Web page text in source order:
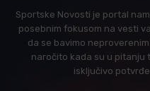
Sportske Novosti je portal
posebnim fokusom na vesti
da se bavimo
naročito kada su u pitanju
isključivo